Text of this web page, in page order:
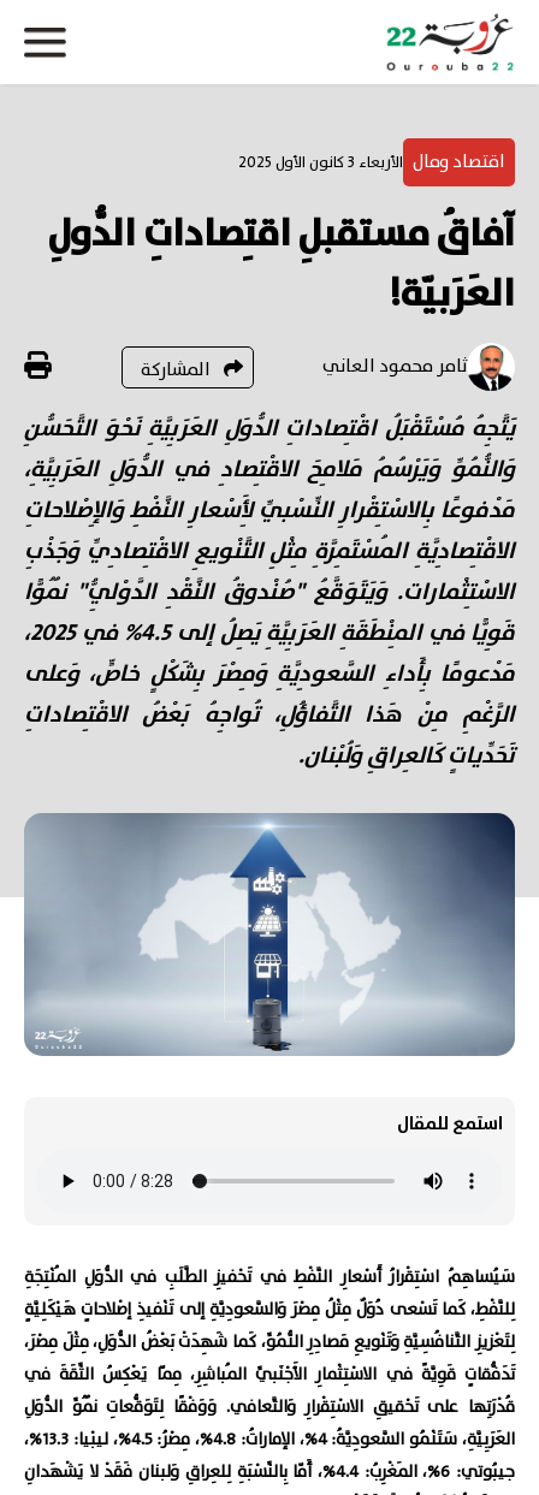
اقتصاد ومال الأربعاء 3 كانون الأول 2025
آفاقُ مستقبلِ اقتِصاداتِ الدُّولِ
العَرَبيّة!
ثامر محمود العاني المشاركة
يَتَّجِهُ مُسْتَقْبَلُ اقْتِصاداتِ الدُّوَلِ العَرَبِيَّةِ نَحْوَ التَّحَسُّنِ
وَالنُّمُوِّ وَيَرْسُمُ مَلامِحَ الاقْتِصادِ في الدُّوَلِ العَرَبِيَّةِ،
مَدْفوعًا بِالاسْتِقْرارِ النِّسْبيِّ لِأَسْعارِ النَّفْطِ وَالإِصْلاحاتِ
الاقْتِصادِيَّةِ المُسْتَمِرَّةِ مِثْلِ التَّنْويعِ الاقْتِصادِيِّ وَجَذْبِ
الاسْتِثْمارات. وَيَتَوَقَّعُ "صُنْدوقُ النَّقْدِ الدَّوْلِيُّ" نُمُوًّا
قَوِيًّا في المِنْطَقَةِ العَرَبِيَّةِ يَصِلُ إلى 4.5% في 2025،
مَدْعومًا بِأَداءِ السَّعودِيَّةِ وَمِصْرَ بِشَكْلٍ خاصٍّ، وَعلى
الرَّغْمِ مِنْ هَذا التَّفاؤُلِ، تُواجِهُ بَعْضُ الاقْتِصاداتِ
تَحَدِّياتٍ كَالعِراقِ وَلُبْنان.
استمع للمقال
سَيُساهِمُ اسْتِقْرارُ أَسْعارِ النَّفْطِ في تَحْفيزِ الطَّلَبِ في الدُّوَلِ المُنْتِجَةِ
لِلنَّفْطِ، كَما تَسْعى دُوَلٌ مِثْلُ مِصْرَ وَالسَّعودِيَّةِ إلى تَنْفيذِ إصْلاحاتٍ هَيْكَلِيَّةٍ
لِتَعْزيزِ التَّنافُسِيَّةِ وَتَنْويعِ مَصادِرِ النُّمُوِّ، كَما شَهِدَتْ بَعْضُ الدُّوَلِ، مِثْلَ مِصْرَ،
تَدَفُّقاتٍ قَوِيَّةً في الاسْتِثْمارِ الأَجْنَبيِّ المُباشِرِ، مِمّا يَعْكِسُ الثِّقَةَ في
قُدْرَتِها على تَحْقيقِ الاسْتِقْرارِ وَالتَّعافي. وَوَفْقًا لِتَوَقُّعاتِ نُمُوِّ الدُّوَلِ
العَرَبِيَّةِ، سَتَنْمُو السَّعودِيَّةُ: 4%، الإماراتُ: 4.8%، مِصْرُ: 4.5%، ليبْيا: 13.3%،
جيبُوتي: 6%، المَغْرِبُ: 4.4%، أَمّا بِالنِّسْبَةِ لِلعِراقِ وَلبنان فَقَدْ لا يَشْهَدانِ